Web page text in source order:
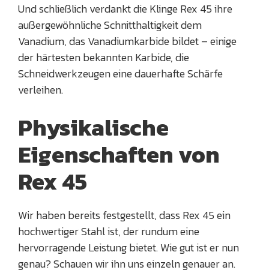
Und schließlich verdankt die Klinge Rex 45 ihre
außergewöhnliche Schnitthaltigkeit dem
Vanadium, das Vanadiumkarbide bildet – einige
der härtesten bekannten Karbide, die
Schneidwerkzeugen eine dauerhafte Schärfe
verleihen.
Physikalische
Eigenschaften von
Rex 45
Wir haben bereits festgestellt, dass Rex 45 ein
hochwertiger Stahl ist, der rundum eine
hervorragende Leistung bietet. Wie gut ist er nun
genau? Schauen wir ihn uns einzeln genauer an.